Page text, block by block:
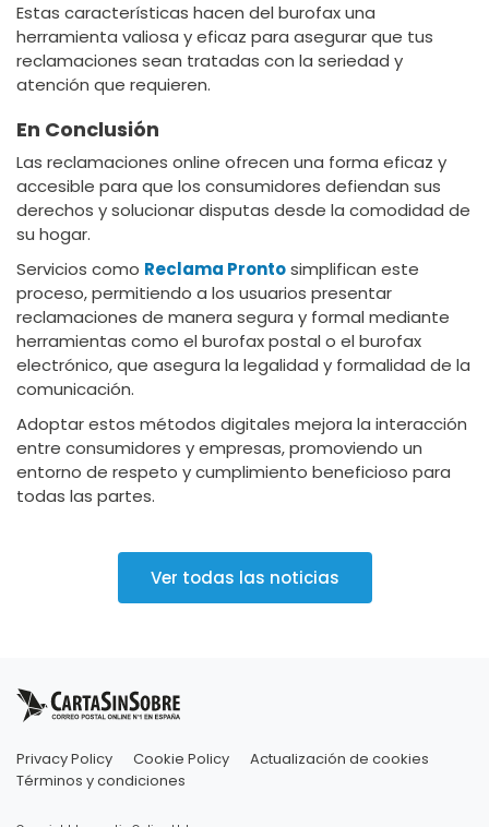
Estas características hacen del burofax una
herramienta valiosa y eficaz para asegurar que tus
reclamaciones sean tratadas con la seriedad y
atención que requieren.
En Conclusión
Las reclamaciones online ofrecen una forma eficaz y
accesible para que los consumidores defiendan sus
derechos y solucionar disputas desde la comodidad de
su hogar.
Servicios como Reclama Prontosimplifican este
proceso, permitiendo a los usuarios presentar
reclamaciones de manera segura y formal mediante
herramientas como el burofax postal o el burofax
electrónico, que asegura la legalidad y formalidad de la
comunicación.
Adoptar estos métodos digitales mejora la interacción
entre consumidores y empresas, promoviendo un
entorno de respeto y cumplimiento beneficioso para
todas las partes.
Ver todas las noticias
Privacy Policy Cookie Policy
Actualización de cookies
Términos y condiciones